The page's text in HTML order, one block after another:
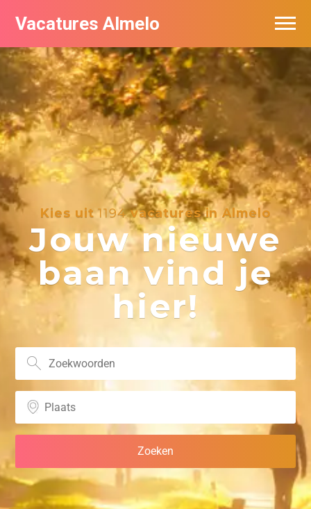
Vacatures Almelo
Kies uit1194vacatures in Almelo
Jouw nieuwe
baan vind je
hier!
Vacatures per bedrijf
De populairste vacatures in Almelo
Nieuwsbrief feed